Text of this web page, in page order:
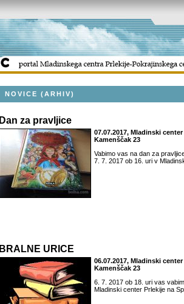
NOVICE (ARHIV)
Dan za pravljice
07.07.2017, Mladinski
Kamenščak 23
Vabimo vas na dan za
7. 7. 2017 ob 16. uri v
BRALNE URICE
06.07.2017, Mladinski
Kamenščak 23
6. 7. 2017 ob 18. uri vas
Mladinski center Prlekije na